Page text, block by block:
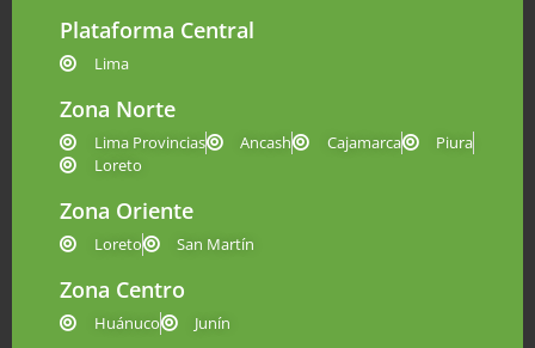
Plataforma Central
Lima
Zona Norte
Lima Provincias Ancash Cajamarca
Piura
Loreto
Zona Oriente
Loreto San Martín
Zona Centro
Huánuco Junín